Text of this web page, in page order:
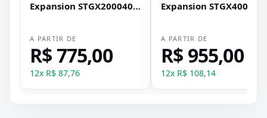
Expansion STGX2000400
A PARTIR DE
R$ 775,00
12x R$ 87,76
Expansion
A PARTIR DE
R$ 955,00
12x R$ 108,14